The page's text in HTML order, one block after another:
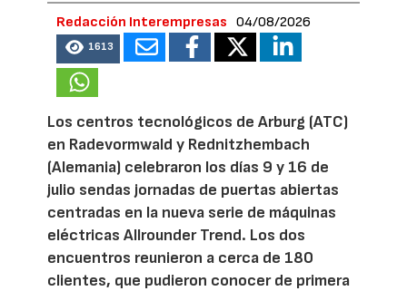
Redacción Interempresas 04/08/2026
1613
Los centros tecnológicos de Arburg (ATC)
en Radevormwald y Rednitzhembach
(Alemania) celebraron los días 9 y 16 de
julio sendas jornadas de puertas abiertas
centradas en la nueva serie de máquinas
eléctricas Allrounder Trend. Los dos
encuentros reunieron a cerca de 180
clientes, que pudieron conocer de primera